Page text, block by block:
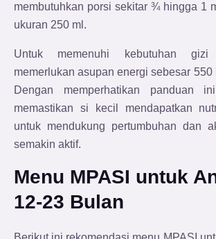
membutuhkan porsi sekitar ¾ hingga 1
ukuran 250 ml.
Untuk memenuhi kebutuhan
memerlukan asupan energi sebesar 550
Dengan memperhatikan panduan
memastikan si kecil mendapatkan
untuk mendukung pertumbuhan dan
semakin aktif.
Menu MPASI untuk
12-23 Bulan